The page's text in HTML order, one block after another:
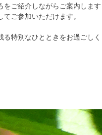
をご紹介しながらご案内します
ご参加いただけます。
特別なひとときをお過ごしく